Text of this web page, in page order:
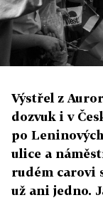
Výstřel z
dozvuk i v
po
ulice a
rudém carovi
už ani jedno.